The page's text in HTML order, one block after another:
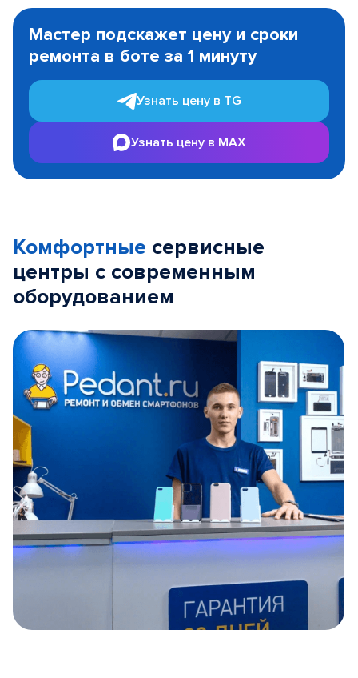
1
Мастер подскажет цену и сроки
ремонта в боте за 1 минуту
Узнать цену в TG
Узнать цену в MAX
Комфортные сервисные
центры с современным
оборудованием